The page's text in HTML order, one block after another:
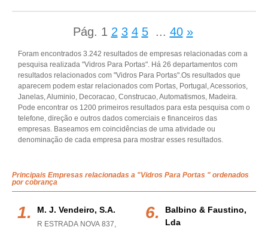
Pág. 1 2 3 4 5 ... 40 »
Foram encontrados 3.242 resultados de empresas relacionadas com a
pesquisa realizada "Vidros Para Portas". Há 26 departamentos com
resultados relacionados com "Vidros Para Portas".Os resultados que
aparecem podem estar relacionados com Portas, Portugal, Acessorios,
Janelas, Aluminio, Decoracao, Construcao, Automatismos, Madeira.
Pode encontrar os 1200 primeiros resultados para esta pesquisa com o
telefone, direção e outros dados comerciais e financeiros das
empresas. Baseamos em coincidências de uma atividade ou
denominação de cada empresa para mostrar esses resultados.
Principais Empresas relacionadas a "Vidros Para Portas " ordenados
por cobrança
M. J. Vendeiro, S.a.
R ESTRADA NOVA 837,
Balbino & Faustino,
Lda